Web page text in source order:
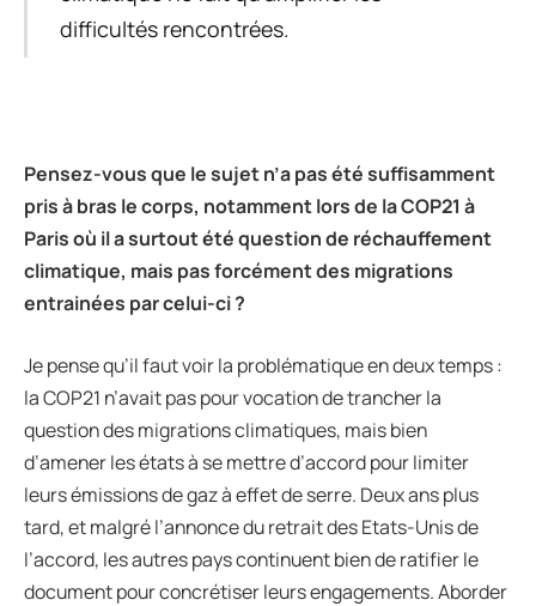
difficultés rencontrées.
Pensez-vous que le sujet n’a pasétésuffisamment
prisàbras le corps, notamment lors de la COP21 à
Parisoù il a surtoutétéquestion de réchauffement
climatique, mais pas forcément des migrations
entrainées par celui-ci ?
Je pense qu’il faut voir la problématique en deux temps :
la COP21 n’avait pas pour vocation de trancher la
question des migrations climatiques, mais bien
d’amener les états à se mettre d’accord pour limiter
leurs émissions de gaz à effet de serre. Deux ans plus
tard, et malgré l’annonce du retrait des Etats-Unis de
l’accord, les autres pays continuent bien de ratifier le
document pour concrétiser leurs engagements. Aborder